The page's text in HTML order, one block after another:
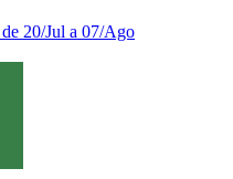
20/Jul a 07/Ago